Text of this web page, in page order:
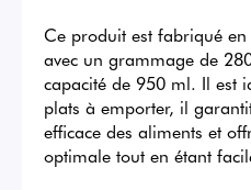
Ce produit est fabriqué
avec un grammage de
capacité de 950 ml. Il est
plats à emporter, il
efficace des aliments et
optimale tout en étant